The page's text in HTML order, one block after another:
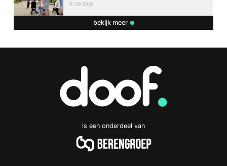
14-08-2026
bekijk meer
is een onderdeel van